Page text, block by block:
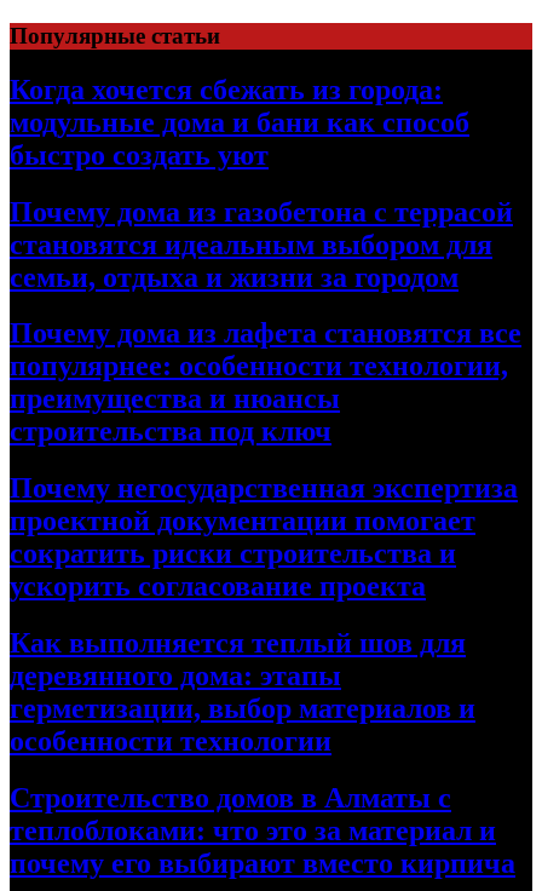
Перейти
к
содержимому
Популярные статьи
Когда хочется сбежать из города:
модульные дома и бани как способ
быстро создать уют
Почему дома из газобетона с террасой
становятся идеальным выбором для
семьи, отдыха и жизни за городом
Почему дома из лафета становятся все
популярнее: особенности технологии,
преимущества и нюансы
строительства под ключ
Почему негосударственная экспертиза
проектной документации помогает
сократить риски строительства и
ускорить согласование проекта
Как выполняется теплый шов для
деревянного дома: этапы
герметизации, выбор материалов и
особенности технологии
Строительство домов в Алматы с
теплоблоками: что это за материал и
почему его выбирают вместо кирпича